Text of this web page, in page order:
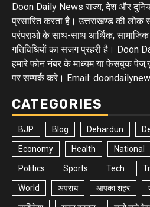
Doon Daily News राज्य, देश और
प्रसारित करता है। उत्तराखण्ड की लोक
परंपराओ के साथ-साथ आर्थिक, सामाजिक
गतिविधियों का सजग प्रहरी है।
हमारे फोन नंबर के माध्यम या फेसबुक
पर सम्पर्क करे। Email:
CATEGORIES
BJP Blog Dehardun
Economy Health National
Politics Sports Tech
World अपराध आपका शहर